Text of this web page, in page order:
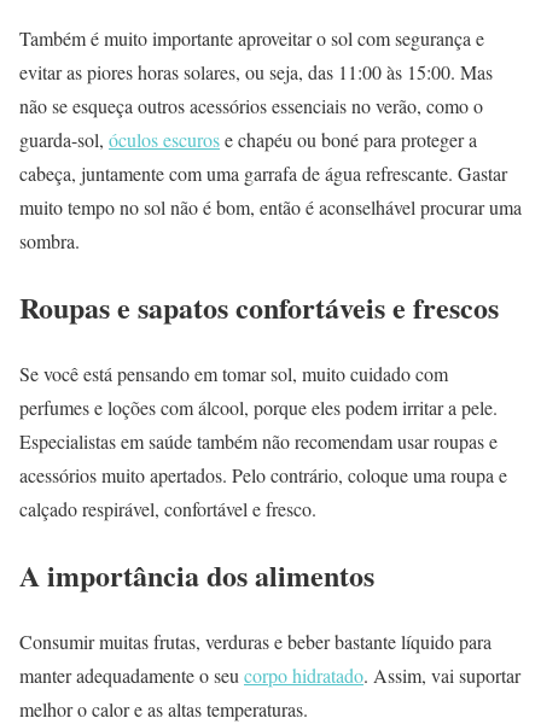
Também é muito importante aproveitar o sol com segurança e
evitar as piores horas solares, ou seja, das 11:00 às 15:00. Mas
não se esqueça outros acessórios essenciais no verão, como o
guarda-sol, óculos escurose chapéu ou boné para proteger a
cabeça, juntamente com uma garrafa de água refrescante. Gastar
muito tempo no sol não é bom, então é aconselhável procurar uma
sombra.
Roupas e sapatos confortáveis ​​e frescos
Se você está pensando em tomar sol, muito cuidado com
perfumes e loções com álcool, porque eles podem irritar a pele.
Especialistas em saúde também não recomendam usar roupas e
acessórios muito apertados. Pelo contrário, coloque uma roupa e
calçado respirável, confortável e fresco.
A importância dos alimentos
Consumir muitas frutas, verduras e beber bastante líquido para
manter adequadamente o seu corpo hidratado. Assim, vai suportar
melhor o calor e as altas temperaturas.